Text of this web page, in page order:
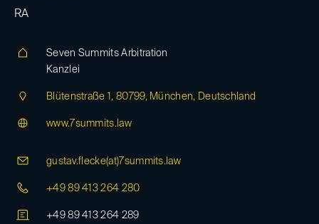
RA
Seven Summits Arbitration
Kanzlei
Blütenstraße 1, 80799, München, Deutschland
www.7summits.law
gustav.flecke(at)7summits.law
+49 89 413 264 280
+49 89 413 264 289